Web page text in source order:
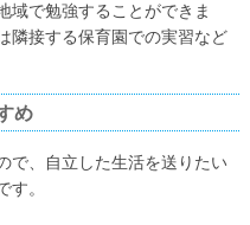
域で勉強することができま
隣接する保育園での実習など
め
で、自立した生活を送りたい
す。